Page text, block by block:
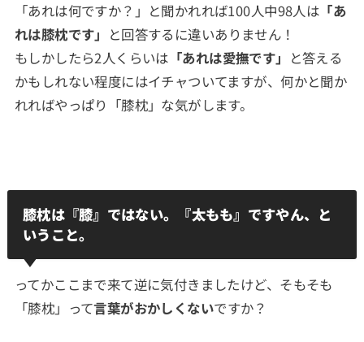
「あれは何ですか？」と聞かれれば100人中98人は 「あ
れは膝枕です」 と回答するに違いありません！
もしかしたら2人くらいは 「あれは愛撫です」 と答える
かもしれない程度にはイチャついてますが、何かと聞か
れればやっぱり「膝枕」な気がします。
膝枕は『膝』ではない。『太もも』ですやん、と
いうこと。
ってかここまで来て逆に気付きましたけど、そもそも
「膝枕」って言葉がおかしくないですか？